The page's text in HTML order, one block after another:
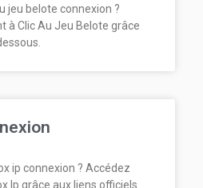
jeu belote connexion ?
à Clic Au Jeu Belote grâce
ip connexion ? Accédez
Ip grâce aux liens officiels